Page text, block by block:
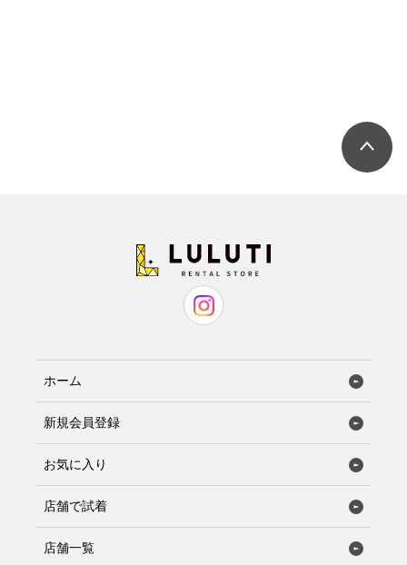
ホーム
新規会員登録
お気に入り
店舗で試着
店舗一覧